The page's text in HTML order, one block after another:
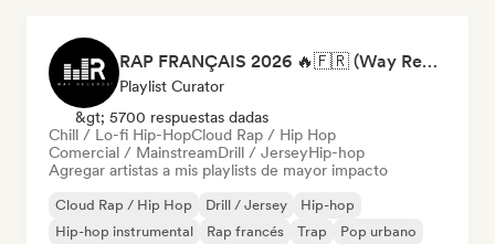
RAP FRANÇAIS 2026 🔥🇫🇷 (Way Records)
Playlist Curator
&gt; 5700 respuestas dadas
Chill / Lo-fi Hip-HopCloud Rap / Hip Hop
Comercial / MainstreamDrill / JerseyHip-hop
Agregar artistas a mis playlists de mayor impacto
Cloud Rap / Hip Hop Drill / Jersey
Hip-hop
Hip-hop instrumental
Rap francés Trap
Pop urbano